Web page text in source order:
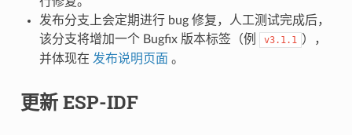
发布分支上会定期进行 bug 修复，人工测试完成后，
该分支将增加一个 Bugfix 版本标签（例
v3.1.1 ），
并体现在 发布说明页面 。
更新 ESP-IDF